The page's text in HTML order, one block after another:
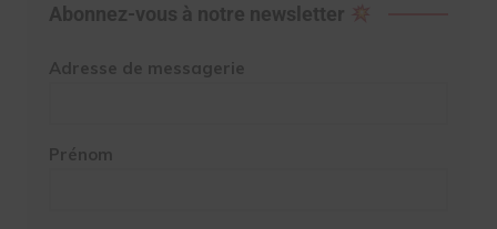
Abonnez-vous à notre newsletter
Adresse de messagerie
Prénom